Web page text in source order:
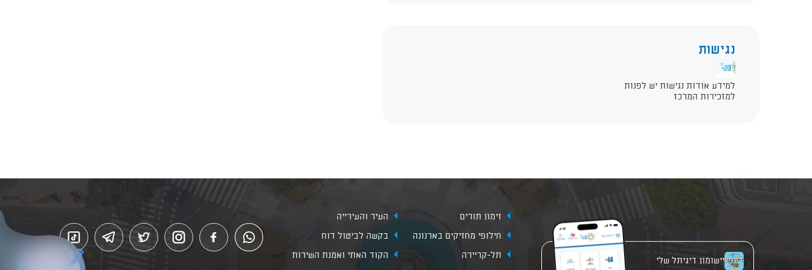
נגישות
למידע אודות נגישות יש לפנות
למזכירות המרכז
יישומון דיגיתל שלי
זימון תורים
העיר והעירייה
חילופי מחזיקים בארנונה
בקשה לביטול דוח
תל-קריירה
הקוד האתי ואמנת השירות